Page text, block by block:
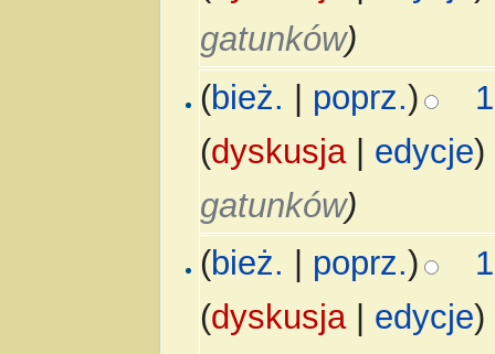
gatunków)
(bież. | poprz.)
(dyskusja| edycje)
gatunków)
(bież. poprz.)
(dyskusja| edycje)